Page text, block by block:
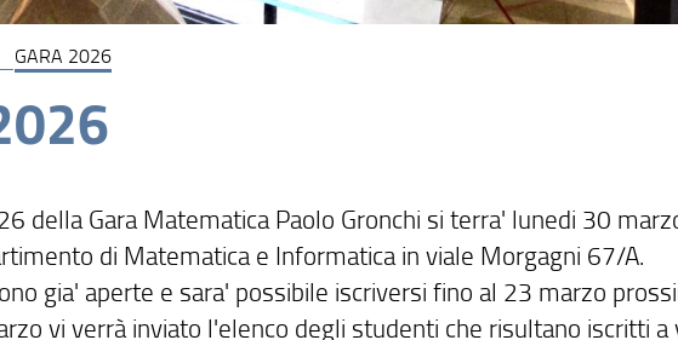
GARA 2026
della Gara Matematica Paolo Gronchi si terra' lunedi 30
di Matematica e Informatica in viale Morgagni 67/A.
gia' aperte e sara' possibile iscriversi fino al 23 marzo
vi verrà inviato l'elenco degli studenti che risultano iscritti